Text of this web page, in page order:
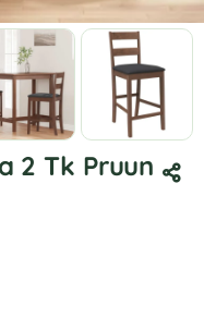
2 Tk Pruun